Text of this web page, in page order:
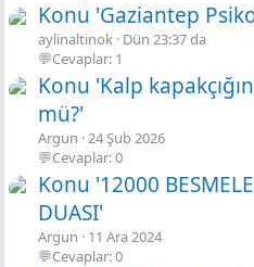
Konu 'Gaziantep
aylinaltinok Dün 23:37 da
💬Cevaplar: 1
Konu 'Kalp
mü?'
Argun 24 Şub 2026
💬Cevaplar: 0
Konu '12000
DUASI'
Argun
11 Ara 2024
💬Cevaplar: 0